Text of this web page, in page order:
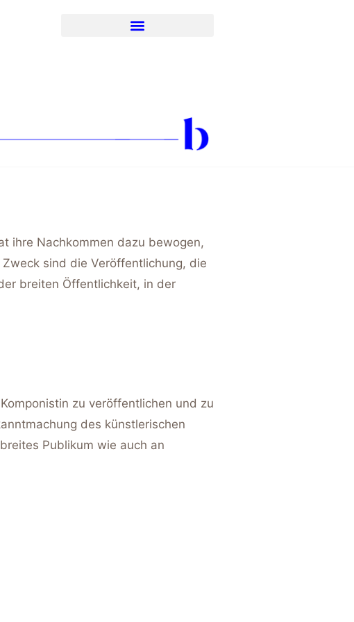
ihre Nachkommen dazu bewogen,
sind die Veröffentlichung, die
breiten Öffentlichkeit, in der
zu veröffentlichen und zu
des künstlerischen
Publikum wie auch an